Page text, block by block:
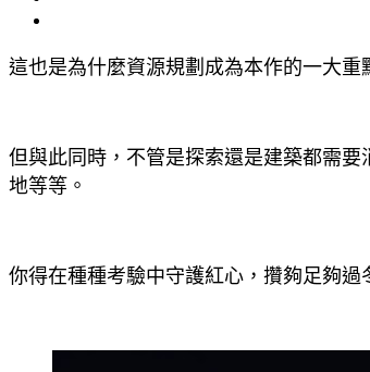
這也是為什麼資源規劃成為本作的一大
但與此同時，不管是探索還是建築都需
地等等。
你得在種種考驗中守護紅心，攢夠足夠